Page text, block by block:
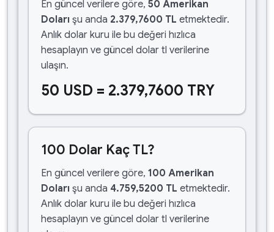
En güncel verilere göre, 50 Amerikan
Doları şu anda 2.379,7600 TL etmektedir.
Anlık dolar kuru ile bu değeri hızlıca
hesaplayın ve güncel dolar tl verilerine
ulaşın.
50 USD = 2.379,7600 TRY
100 Dolar Kaç TL?
En güncel verilere göre, 100 Amerikan
Doları şu anda 4.759,5200 TL etmektedir.
Anlık dolar kuru ile bu değeri hızlıca
hesaplayın ve güncel dolar tl verilerine